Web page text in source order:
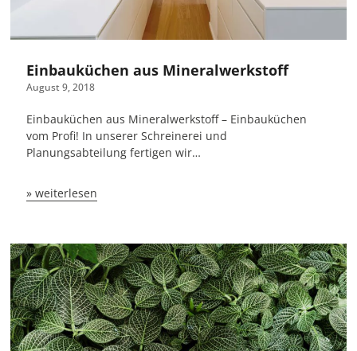
Einbauküchen aus Mineralwerkstoff
August 9, 2018
Einbauküchen aus Mineralwerkstoff – Einbauküchen
vom Profi! In unserer Schreinerei und
Planungsabteilung fertigen wir…
» weiterlesen